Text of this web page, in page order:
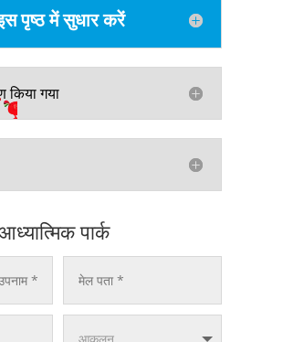
पृष्ठ में सुधार करें
किया गया
पार्क